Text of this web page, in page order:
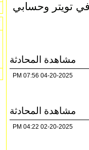
تويتر وحسابي
مشاهدة المحادثة
04-20-2025
07:56 PM
مشاهدة المحادثة
02-20-2025
04:22 PM